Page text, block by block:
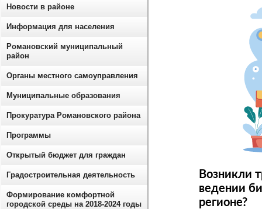
Возникли
ведении
регионе?
Новости в районе
Информация для населения
Романовский муниципальный
район
Органы местного самоуправления
Муниципальные образования
Прокуратура Романовского района
Программы
Открытый бюджет для граждан
Градостроительная деятельность
Формирование комфортной
городской среды на 2018-2024 годы